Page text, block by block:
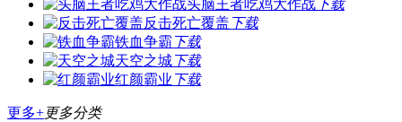
头脑王者吃鸡大作战下载
反击死亡覆盖 下载
铁血争霸 下载
天空之城下载
红颜霸业 下载
更多+更多分类